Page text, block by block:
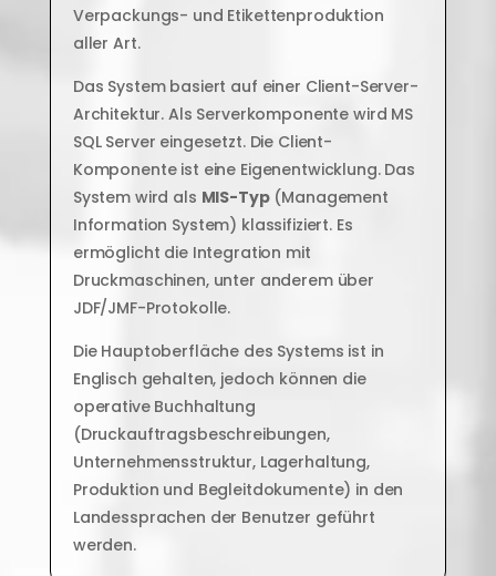
Verpackungs- und Etikettenproduktion
aller Art.
Das System basiert auf einer Client-Server-
Architektur. Als Serverkomponente wird MS
SQL Server eingesetzt. Die Client-
Komponente ist eine Eigenentwicklung. Das
System wird als MIS-Typ(Management
Information System) klassifiziert. Es
ermöglicht die Integration mit
Druckmaschinen, unter anderem über
JDF/JMF-Protokolle.
Die Hauptoberfläche des Systems ist in
Englisch gehalten, jedoch können die
operative Buchhaltung
(Druckauftragsbeschreibungen,
Unternehmensstruktur, Lagerhaltung,
Produktion und Begleitdokumente) in den
Landessprachen der Benutzer geführt
werden.